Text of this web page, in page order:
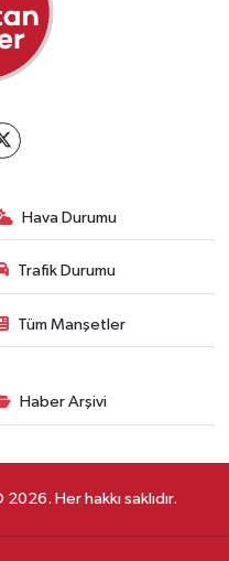
Hava Durumu
Trafik Durumu
Tüm Manşetler
Haber Arşivi
Her hakkı saklıdır.